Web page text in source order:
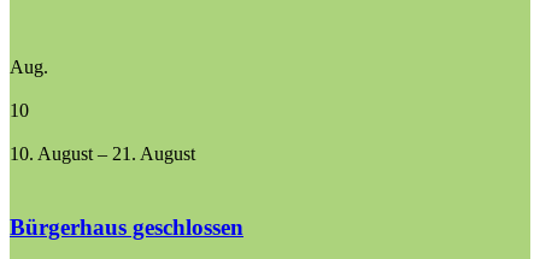
Aug.
10
10. August – 21. August
Bürgerhaus geschlossen